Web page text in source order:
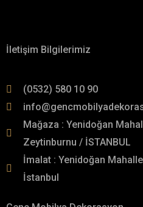
İletişim Bilgilerimiz
(0532) 580 10 90
Mağaza : Yenidoğan
Zeytinburnu / İSTANBUL
İmalat : Yenidoğan
İstanbul